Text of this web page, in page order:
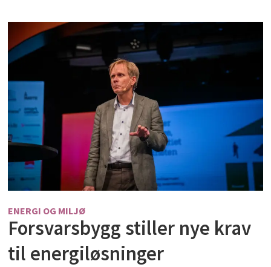
ENERGI OG MILJØ
Forsvarsbygg stiller nye krav
til energiløsninger